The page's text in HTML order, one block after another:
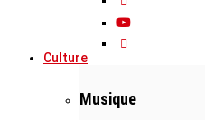
Culture
Musique